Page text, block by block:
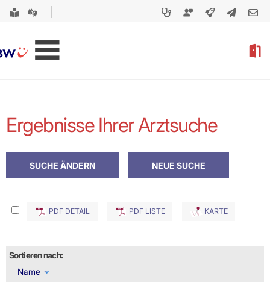
Ergebnisse Ihrer Arztsuche
PDF DETAIL PDF LISTE KARTE
Sortieren nach:
Name